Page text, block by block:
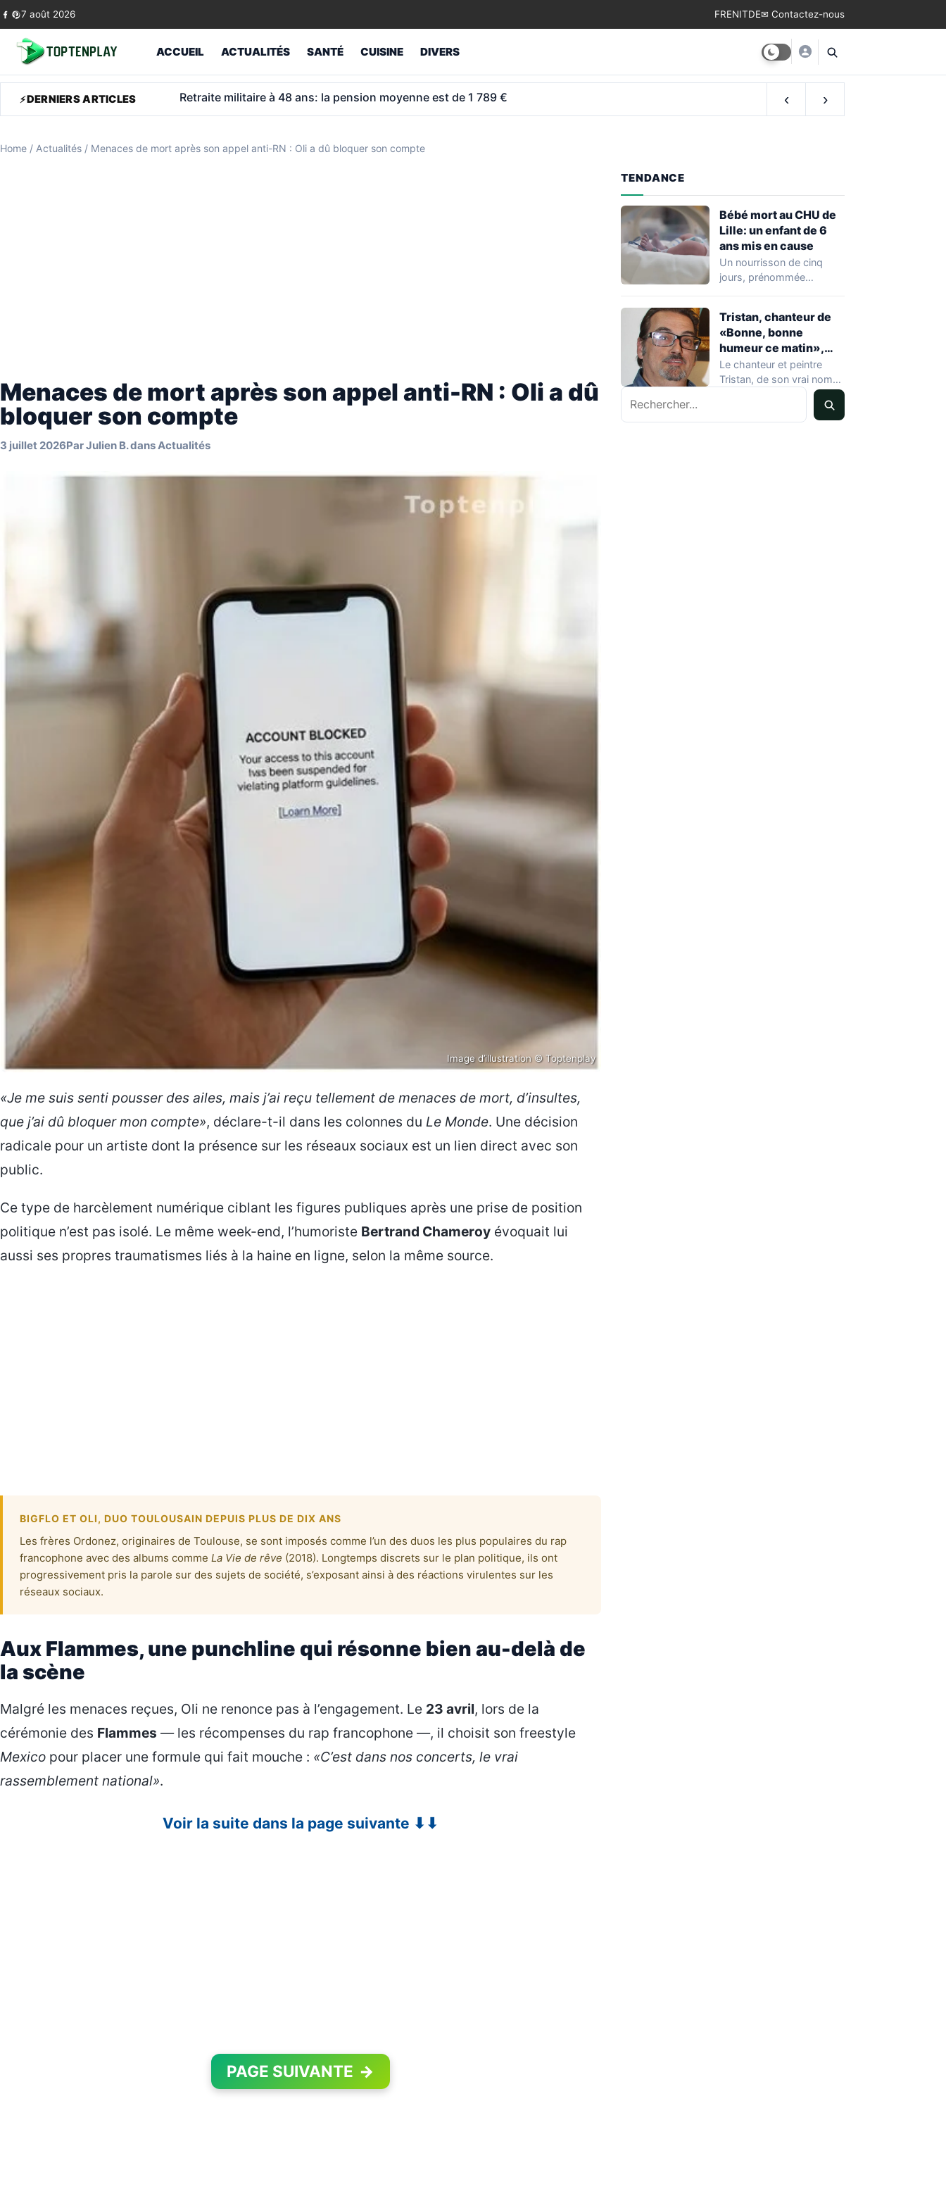
Skip to content
7 août 2026 FRENITDE✉ Contactez-nous
ACCUEIL ACTUALITÉS SANTÉ CUISINE DIVERS
DERNIERS ARTICLES Retraite: jusqu’à 903 € de minimum garanti que beaucoup oublient de vérifier ‹ ›
Home / Actualités / Menaces de mort après son appel anti-RN : Oli a dû bloquer son compte
Menaces de mort après son appel anti-RN : Oli a dû
bloquer son compte
3 juillet 2026ParJulien B.dansActualités
Image d’illustration © Toptenplay
«Je me suis senti pousser des ailes, mais j’ai reçu tellement de menaces de mort, d’insultes,
que j’ai dû bloquer mon compte», déclare-t-il dans les colonnes du Le Monde. Une décision
radicale pour un artiste dont la présence sur les réseaux sociaux est un lien direct avec son
public.
Ce type de harcèlement numérique ciblant les figures publiques après une prise de position
politique n’est pas isolé. Le même week-end, l’humoriste Bertrand Chameroy évoquait lui
aussi ses propres traumatismes liés à la haine en ligne, selon la même source.
BIGFLO ET OLI, DUO TOULOUSAIN DEPUIS PLUS DE DIX ANS
Les frères Ordonez, originaires de Toulouse, se sont imposés comme l’un des duos les plus populaires du rap
francophone avec des albums comme La Vie de rêve (2018). Longtemps discrets sur le plan politique, ils ont
progressivement pris la parole sur des sujets de société, s’exposant ainsi à des réactions virulentes sur les
réseaux sociaux.
Aux Flammes, une punchline qui résonne bien au-delà de
la scène
Malgré les menaces reçues, Oli ne renonce pas à l’engagement. Le 23 avril, lors de la
cérémonie des Flammes — les récompenses du rap francophone —, il choisit son freestyle
Mexico pour placer une formule qui fait mouche : «C’est dans nos concerts, le vrai
rassemblement national».
Voir la suite dans la page suivante ⬇⬇
PAGE SUIVANTE →
TENDANCE
Bébé mort au CHU de
Lille: un enfant de 6
ans mis en cause
Un nourrisson de cinq
jours, prénommée
Tristan, chanteur de
«Bonne, bonne
humeur ce matin»,
mort à 68 ans
Le chanteur et peintre
Tristan, de son vrai nom
Pascal Dequatremare, est